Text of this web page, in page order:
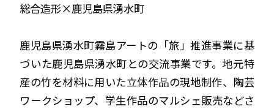
総合造形×鹿児島県湧水町
鹿児島県湧水町霧島アートの「旅」推進事業に基
づいた鹿児島県湧水町との交流事業です。地元特
産の竹を材料に用いた立体作品の現地制作、陶芸
ワークショップ、学生作品のマルシェ販売などさ